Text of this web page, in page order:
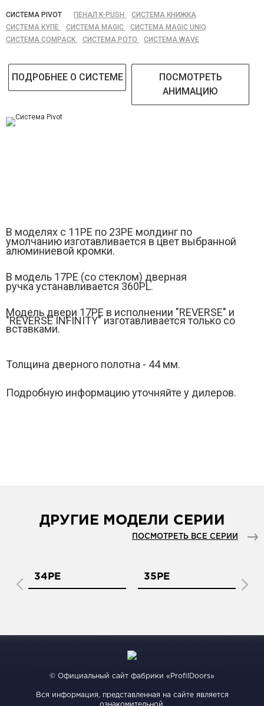
СИСТЕМА PIVOT ПЕНАЛ K-PUSH
СИСТЕМА КНИЖКА
СИСТЕМА КУПЕ
СИСТЕМА MAGIC
СИСТЕМА MAGIC UNIQ
СИСТЕМА COMPACK
СИСТЕМА РОТО СИСТЕМА WAVE
ПОДРОБНЕЕ О СИСТЕМЕ
ПОСМОТРЕТЬ
АНИМАЦИЮ
В моделях с 11РЕ по 23PE молдинг по
умолчанию изготавливается в цвет выбранной
алюминиевой кромки.
В модель 17PЕ (со стеклом) дверная
ручка устанавливается 360PL.
Модель двери 17РE в исполнении "REVERSE" и
"REVERSE INFINITY" изготавливается только со
вставками.
Толщина дверного полотна - 44 мм.
Подробную информацию уточняйте у дилеров.
ДРУГИЕ МОДЕЛИ СЕРИИ
ПОСМОТРЕТЬ ВСЕ СЕРИИ
34PE 35PE
© Официальный сайт фабрики «ProfilDoors»
Вся информация, представленная на сайте является
ознакомительной.